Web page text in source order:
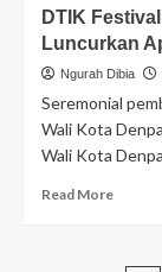
DTIK
Luncurkan
Ngurah Dibia
Seremonial
Wali Kota
Wali Kota
Read More